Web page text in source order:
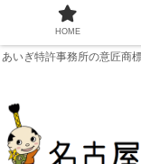
あいぎ特許事務所の意匠商
HOME